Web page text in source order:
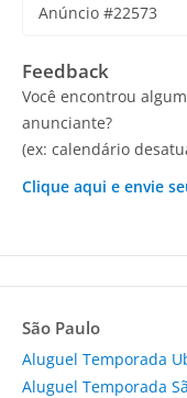
Anúncio #22573
Feedback
Você encontrou
anunciante?
(ex: calendário
Clique aqui e envie
São Paulo
Aluguel Temporada
Aluguel Temporada